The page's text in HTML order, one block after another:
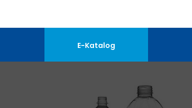
E-Katalog